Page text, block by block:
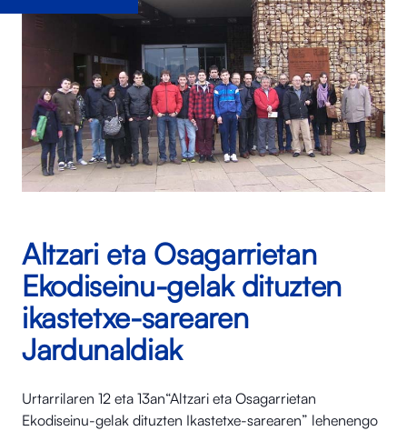
Altzari eta Osagarrietan
Ekodiseinu-gelak dituzten
ikastetxe-sarearen
Jardunaldiak
Urtarrilaren 12 eta 13an“Altzari eta Osagarrietan
Ekodiseinu-gelak dituzten Ikastetxe-sarearen” lehenengo